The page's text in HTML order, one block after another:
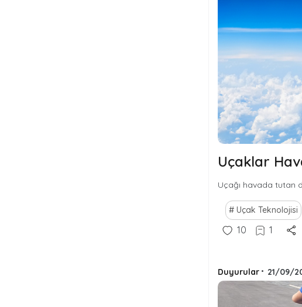
Uçaklar
Uçağı havada tutan
Uçak Teknolojisi
10 1
Duyurular • 21/09/